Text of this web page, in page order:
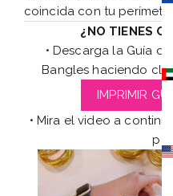
coincida con tu
¿NO TIENES
• Descarga la Guía
Bangles haciendo
IMPRIMIR
• Mira el video a